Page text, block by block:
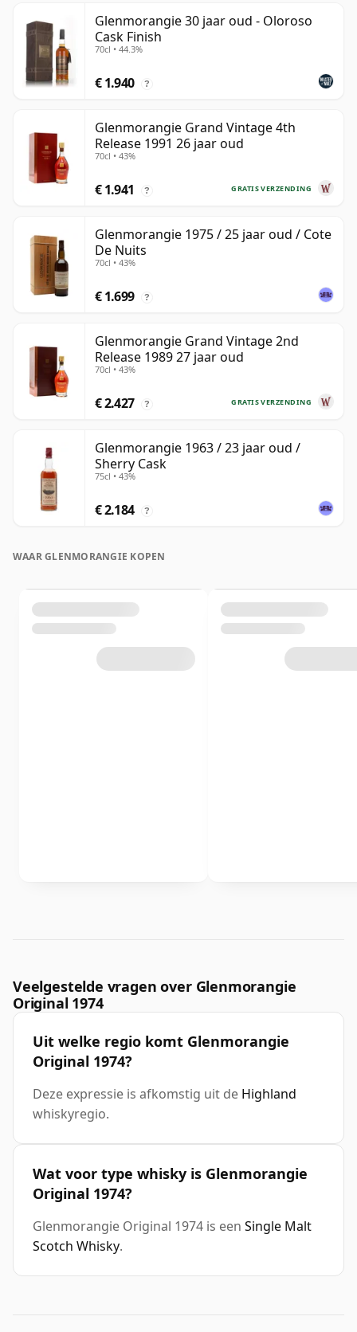
Glenmorangie 30 jaar oud - Oloroso
Cask Finish
70cl • 44.3%
€ 1.940 ?
Glenmorangie Grand Vintage 4th
Release 1991 26 jaar oud
70cl • 43%
GRATIS VERZENDING
€ 1.941 ?
Glenmorangie 1975 / 25 jaar oud / Cote
De Nuits
70cl • 43%
€ 1.699 ?
Glenmorangie Grand Vintage 2nd
Release 1989 27 jaar oud
70cl • 43%
GRATIS VERZENDING
€ 2.427 ?
Glenmorangie 1963 / 23 jaar oud /
Sherry Cask
75cl • 43%
€ 2.184 ?
WAAR GLENMORANGIE KOPEN
Veelgestelde vragen over Glenmorangie
Original 1974
Uit welke regio komt Glenmorangie
Original 1974?
Deze expressie is afkomstig uit de Highland
whiskyregio.
Wat voor type whisky is Glenmorangie
Original 1974?
Glenmorangie Original 1974 is een Single Malt
Scotch Whisky.